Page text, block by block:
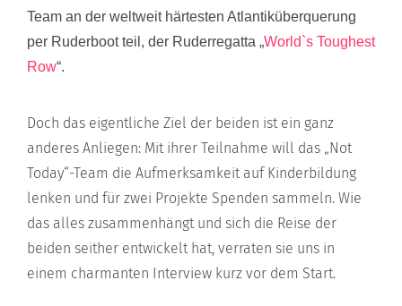
Team an der weltweit härtesten Atlantiküberquerung
per Ruderboot teil, der Ruderregatta „World`s Toughest
Row“.
Doch das eigentliche Ziel der beiden ist ein ganz
anderes Anliegen: Mit ihrer Teilnahme will das „Not
Today“-Team die Aufmerksamkeit auf Kinderbildung
lenken und für zwei Projekte Spenden sammeln. Wie
das alles zusammenhängt und sich die Reise der
beiden seither entwickelt hat, verraten sie uns in
einem charmanten Interview kurz vor dem Start.